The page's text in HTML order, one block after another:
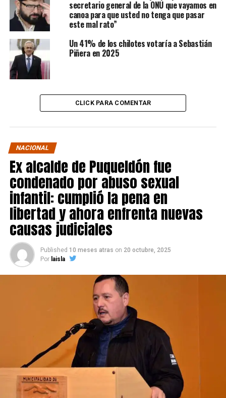
secretario general de la ONU que vayamos en
canoa para que usted no tenga que pasar
este mal rato”
Un 41% de los chilotes votaría a Sebastián
Piñera en 2025
CLICK PARA COMENTAR
NACIONAL
Ex alcalde de Puqueldón fue
condenado por abuso sexual
infantil: cumplió la pena en
libertad y ahora enfrenta nuevas
causas judiciales
Published 10 meses atras on 20 octubre, 2025
Por laisla